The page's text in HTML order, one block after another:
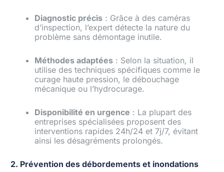
Diagnostic précis : Grâce à des caméras
d’inspection, l’expert détecte la nature du
problème sans démontage inutile.
Méthodes adaptées : Selon la situation, il
utilise des techniques spécifiques comme le
curage haute pression, le débouchage
mécanique ou l’hydrocurage.
Disponibilité en urgence : La plupart des
entreprises spécialisées proposent des
interventions rapides 24h/24 et 7j/7, évitant
ainsi les désagréments prolongés.
2. Prévention des débordements et inondations